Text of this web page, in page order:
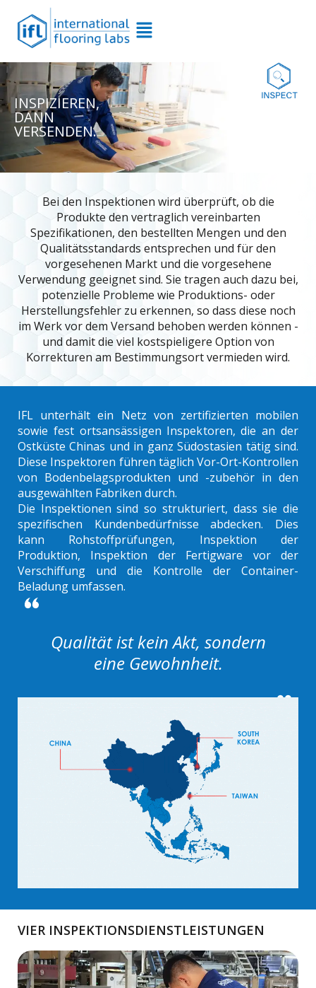
INSPIZIEREN,
DANN
VERSENDEN.
Bei den Inspektionen wird überprüft, ob die
Produkte den vertraglich vereinbarten
Spezifikationen, den bestellten Mengen und den
Qualitätsstandards entsprechen und für den
vorgesehenen Markt und die vorgesehene
Verwendung geeignet sind. Sie tragen auch dazu bei,
potenzielle Probleme wie Produktions- oder
Herstellungsfehler zu erkennen, so dass diese noch
im Werk vor dem Versand behoben werden können -
und damit die viel kostspieligere Option von
Korrekturen am Bestimmungsort vermieden wird.
IFL unterhält ein Netz von zertifizierten mobilen
sowie fest ortsansässigen Inspektoren, die an der
Ostküste Chinas und in ganz Südostasien tätig sind.
Diese Inspektoren führen täglich Vor-Ort-Kontrollen
von Bodenbelagsprodukten und -zubehör in den
ausgewählten Fabriken durch.
Die Inspektionen sind so strukturiert, dass sie die
spezifischen Kundenbedürfnisse abdecken. Dies
kann Rohstoffprüfungen, Inspektion der
Produktion, Inspektion der Fertigware vor der
Verschiffung und die Kontrolle der Container-
Beladung umfassen.
Qualität ist kein Akt, sondern
eine Gewohnheit.
VIER INSPEKTIONSDIENSTLEISTUNGEN